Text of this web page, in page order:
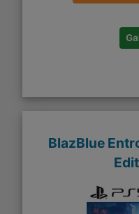
BlazBlue